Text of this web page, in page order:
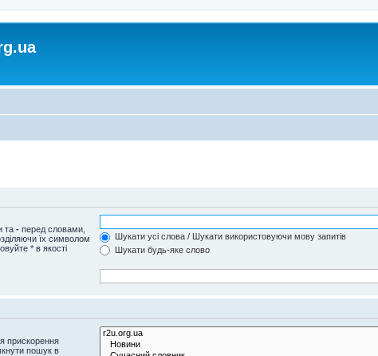
та - перед словами,
їх символом
* в якості
Шукати усі слова / Шукати використовуючи мову запитів
Шукати будь-яке слово
прискорення
пошук в